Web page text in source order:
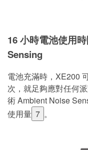
16 小時電池使用
Sensing
電池充滿時，XE200
次，就足夠應對任何
術 Ambient Noise
使用量 7 。